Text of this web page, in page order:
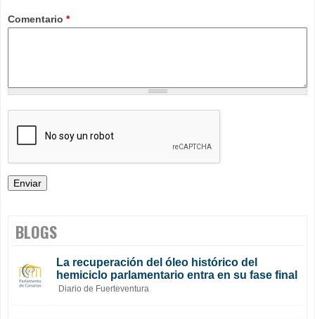
Comentario *
BLOGS
La recuperación del óleo histórico del
hemiciclo parlamentario entra en su fase final
Diario de Fuerteventura